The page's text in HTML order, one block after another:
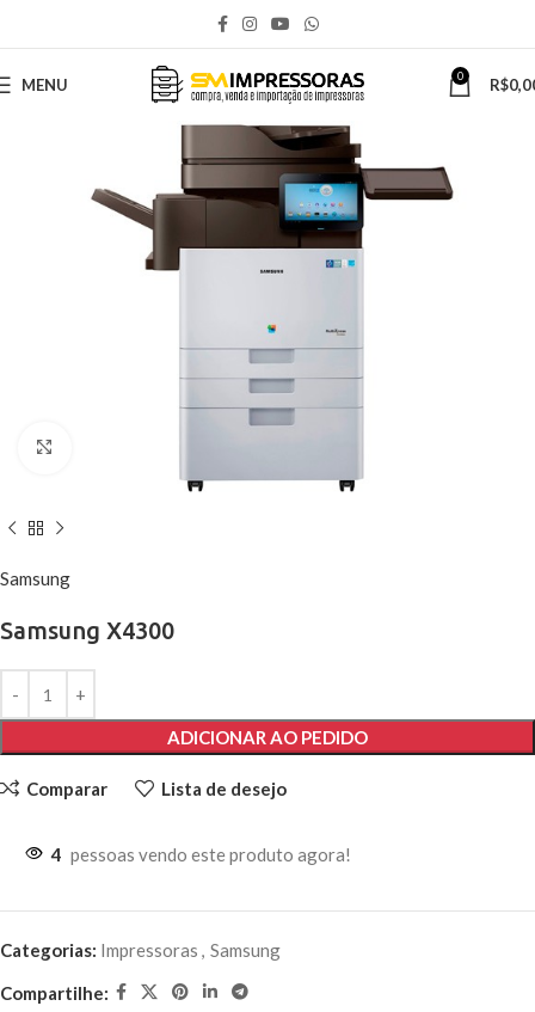
MENU 0 R$
Samsung
Samsung X4300
ADICIONAR AO PEDIDO
Comparar Lista de desejo
4 pessoas vendo este produto agora!
Categorias: Impressoras , Samsung
Compartilhe: